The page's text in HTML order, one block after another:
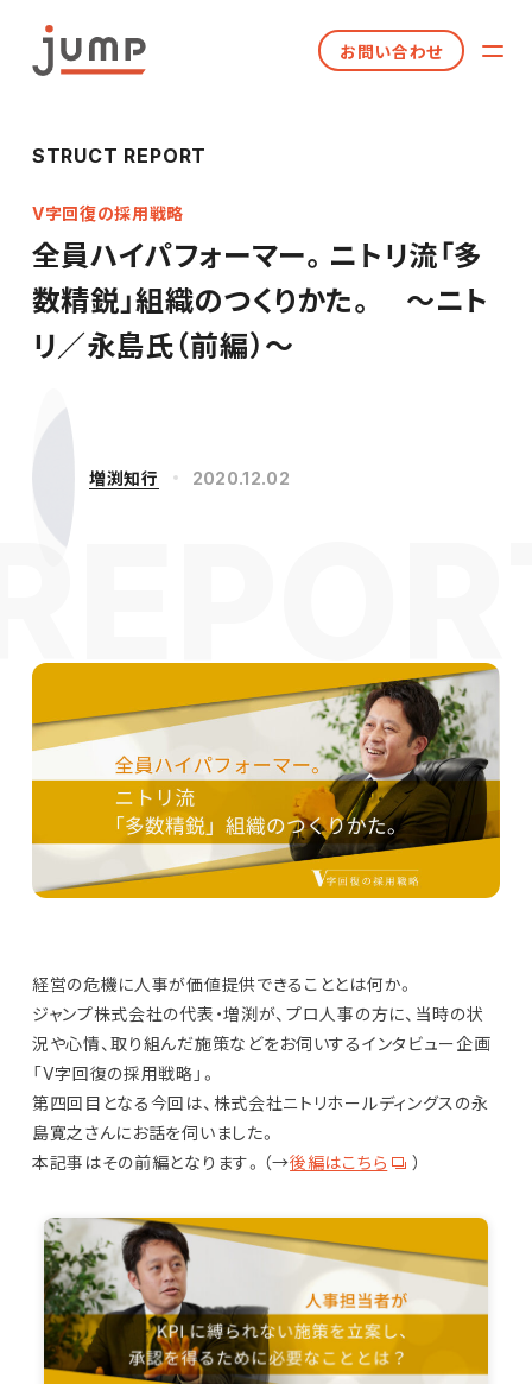
お問い合わせ
STRUCT REPORT
V字回復の採用戦略
全員ハイパフォーマー。ニトリ流「多
数精鋭」組織のつくりかた。 ～ニト
リ／永島氏（前編）～
増渕知行 2020.12.02
経営の危機に人事が価値提供できることとは何か。
ジャンプ株式会社の代表・増渕が、プロ人事の方に、当時の状
況や心情、取り組んだ施策などをお伺いするインタビュー企画
「V字回復の採用戦略」。
第四回目となる今回は、株式会社ニトリホールディングスの永
島寛之さんにお話を伺いました。
本記事はその前編となります。（→後編はこちら ）